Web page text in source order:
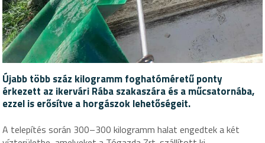
Újabb több száz kilogramm foghatóméretű ponty
érkezett az ikervári Rába szakaszára és a műcsatornába,
ezzel is erősítve a horgászok lehetőségeit.
A telepítés során 300–300 kilogramm halat engedtek a két